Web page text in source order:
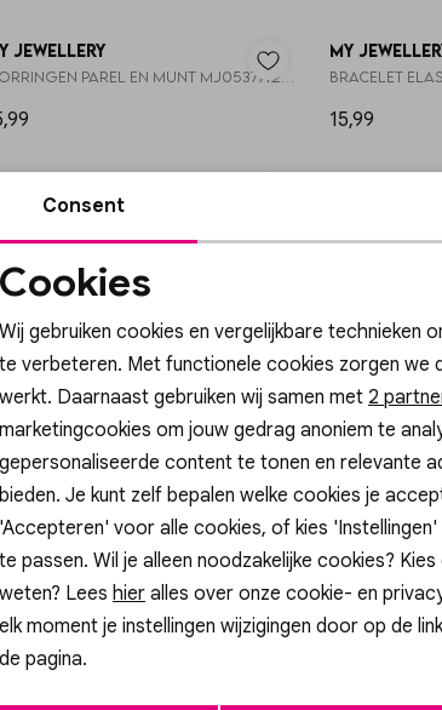
Jewellery My
Bracelet
15,99
beads light blue MJ15827 Bracelet fine
5 pearls and beads MJ16020 Bracelet 5
17,99
Pagina
Noodzakelijke
cookies
Analytische cookies
Consent
Cookies
Wij gebruiken cookies en vergelijkbare technieken
te verbeteren. Met functionele cookies zorgen we
werkt. Daarnaast gebruiken wij samen met 2
marketingcookies om jouw gedrag anoniem te
gepersonaliseerde content te tonen en relevante
bieden. Je kunt zelf bepalen welke cookies je
'Accepteren' voor alle cookies, of kies
te passen. Wil je alleen noodzakelijke cookies?
weten? Lees hier alles over onze cookie- en
elk moment je instellingen wijzigingen door op de
de pagina.